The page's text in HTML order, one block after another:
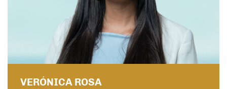
VERÓNICA ROSA